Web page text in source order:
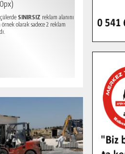
SINIRSIZ reklam alanını
olarak sadece 2 reklam